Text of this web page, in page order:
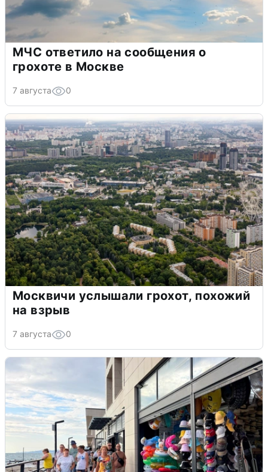
МЧС ответило на сообщения о
грохоте в Москве
7 августа 0
Москвичи услышали грохот, похожий
на взрыв
7 августа 0